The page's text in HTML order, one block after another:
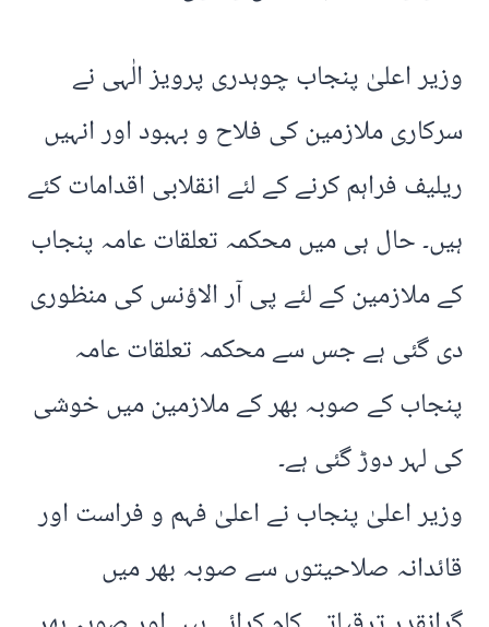
وزیر اعلیٰ پنجاب چوہدری پرویز الٰہی نے
سرکاری ملازمین کی فلاح و بہبود اور انہیں
ریلیف فراہم کرنے کے لئے انقلابی اقدامات کئے
ہیں۔ حال ہی میں محکمہ تعلقات عامہ پنجاب
کے ملازمین کے لئے پی آر الاؤنس کی منظوری
دی گئی ہے جس سے محکمہ تعلقات عامہ
پنجاب کے صوبہ بھر کے ملازمین میں خوشی
کی لہر دوڑ گئی ہے۔
وزیر اعلیٰ پنجاب نے اعلیٰ فہم و فراست اور
قائدانہ صلاحیتوں سے صوبہ بھر میں